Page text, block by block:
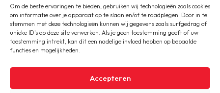
Om de beste ervaringen te bieden, gebruiken wij technologieën zoals cookies
om informatie over je apparaat op te slaan en/of te raadplegen. Door in te
stemmen met deze technologieën kunnen wij gegevens zoals surfgedrag of
unieke ID's op deze site verwerken. Als je geen toestemming geeft of uw
toestemming intrekt, kan dit een nadelige invloed hebben op bepaalde
functies en mogelijkheden.
Accepteren
ledenadministratie@afc.nl
Copyright © 2020-2026 AFC